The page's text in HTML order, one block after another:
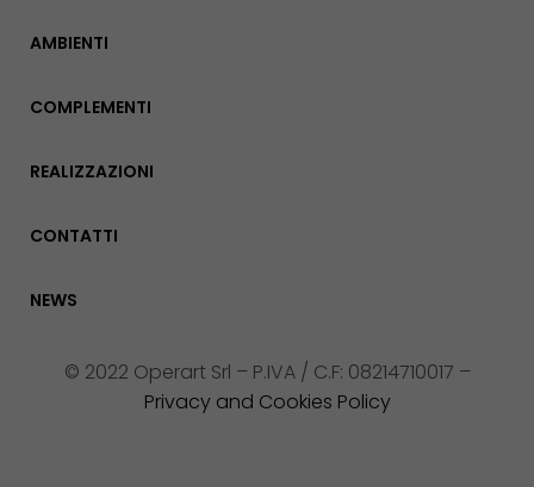
AMBIENTI
COMPLEMENTI
REALIZZAZIONI
CONTATTI
NEWS
© 2022 Operart Srl – P.IVA / C.F: 08214710017 –
Privacy and Cookies Policy